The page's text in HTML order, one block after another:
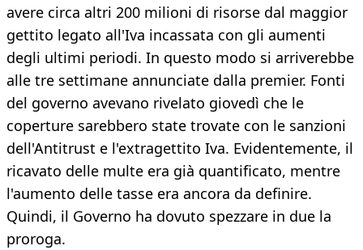
avere circa altri 200 milioni di risorse dal maggior
gettito legato all'Iva incassata con gli aumenti
degli ultimi periodi. In questo modo si arriverebbe
alle tre settimane annunciate dalla premier. Fonti
del governo avevano rivelato giovedì che le
coperture sarebbero state trovate con le sanzioni
dell'Antitrust e l'extragettito Iva. Evidentemente, il
ricavato delle multe era già quantificato, mentre
l'aumento delle tasse era ancora da definire.
Quindi, il Governo ha dovuto spezzare in due la
proroga.